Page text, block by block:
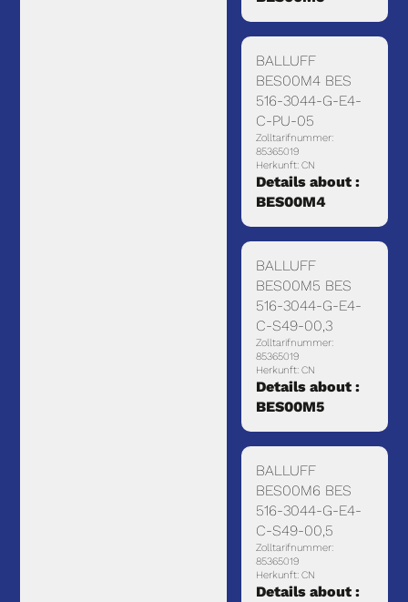
BALLUFF
BES00M4 BES
516-3044-G-E4-
C-PU-05
Zolltarifnummer:
85365019
Herkunft: CN
Details about :
BES00M4
BALLUFF
BES00M5 BES
516-3044-G-E4-
C-S49-00,3
Zolltarifnummer:
85365019
Herkunft: CN
Details about :
BES00M5
BALLUFF
BES00M6 BES
516-3044-G-E4-
C-S49-00,5
Zolltarifnummer:
85365019
Herkunft: CN
Details about :